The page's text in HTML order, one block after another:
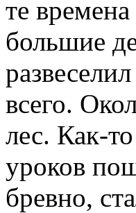
те времена
большие
всего.
лес. Как-
уроков
бревно,